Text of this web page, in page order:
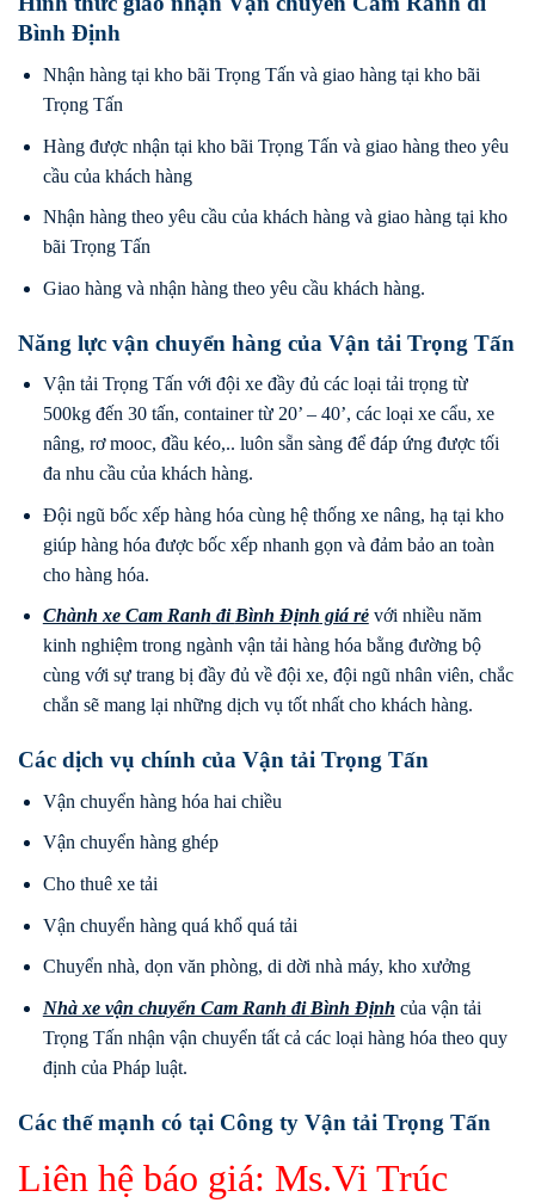
Bình Định
Nhận hàng tại kho bãi Trọng Tấn và giao hàng tại kho bãi
Trọng Tấn
Hàng được nhận tại kho bãi Trọng Tấn và giao hàng theo yêu
cầu của khách hàng
Nhận hàng theo yêu cầu của khách hàng và giao hàng tại kho
bãi Trọng Tấn
Giao hàng và nhận hàng theo yêu cầu khách hàng.
Năng lực vận chuyển hàng của Vận tải Trọng Tấn
Vận tải Trọng Tấn với đội xe đầy đủ các loại tải trọng từ
500kg đến 30 tấn, container từ 20’ – 40’, các loại xe cẩu, xe
nâng, rơ mooc, đầu kéo,.. luôn sẵn sàng để đáp ứng được tối
đa nhu cầu của khách hàng.
Đội ngũ bốc xếp hàng hóa cùng hệ thống xe nâng, hạ tại kho
giúp hàng hóa được bốc xếp nhanh gọn và đảm bảo an toàn
cho hàng hóa.
Chành xe Cam Ranh điBình Định giá rẻvới nhiều năm
kinh nghiệm trong ngành vận tải hàng hóa bằng đường bộ
cùng với sự trang bị đầy đủ về đội xe, đội ngũ nhân viên, chắc
chắn sẽ mang lại những dịch vụ tốt nhất cho khách hàng.
Các dịch vụ chính của Vận tải Trọng Tấn
Vận chuyển hàng hóa hai chiều
Vận chuyển hàng ghép
Cho thuê xe tải
Vận chuyển hàng quá khổ quá tải
Chuyển nhà, dọn văn phòng, di dời nhà máy, kho xưởng
Nhà xe vận chuyển Cam Ranh đi Bình Định của vận tải
Trọng Tấn nhận vận chuyển tất cả các loại hàng hóa theo quy
định của Pháp luật.
Các thế mạnh có tại Công ty Vận tải Trọng Tấn
Liên hệ báo giá: Ms.Vi Trúc